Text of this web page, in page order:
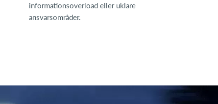
informationsoverload eller uklare
ansvarsområder.